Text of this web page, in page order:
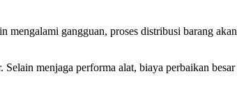
gangguan, proses distribusi barang
menjaga performa alat, biaya perbaikan